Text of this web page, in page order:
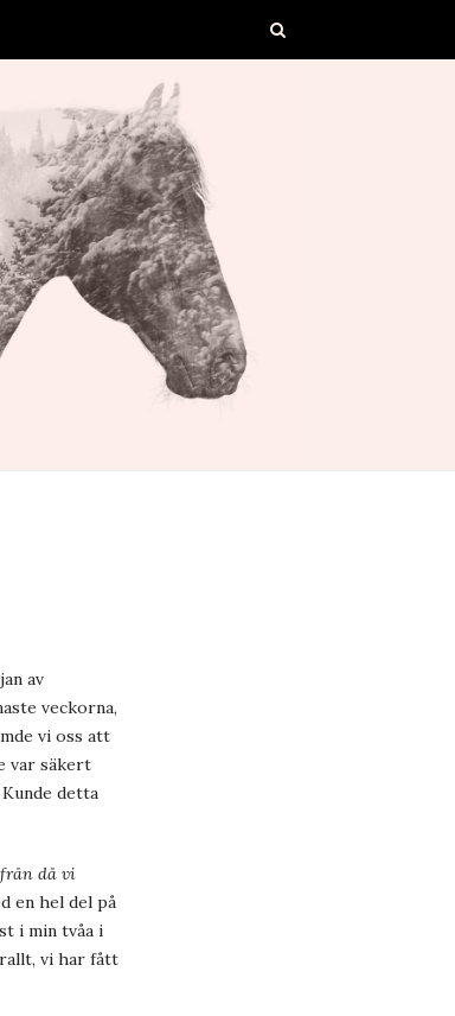
av
veckorna,
vi oss att
var säkert
detta
då vi
en hel del på
i min tvåa i
vi har fått